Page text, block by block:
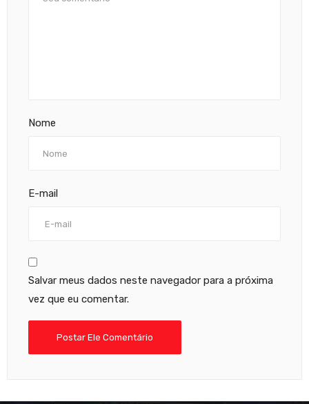
Nome
E-mail
Salvar meus dados neste navegador para a próxima
vez que eu comentar.